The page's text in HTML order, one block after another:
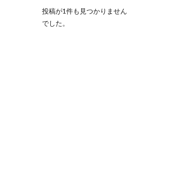
投稿が1件も見つかりません
でした。